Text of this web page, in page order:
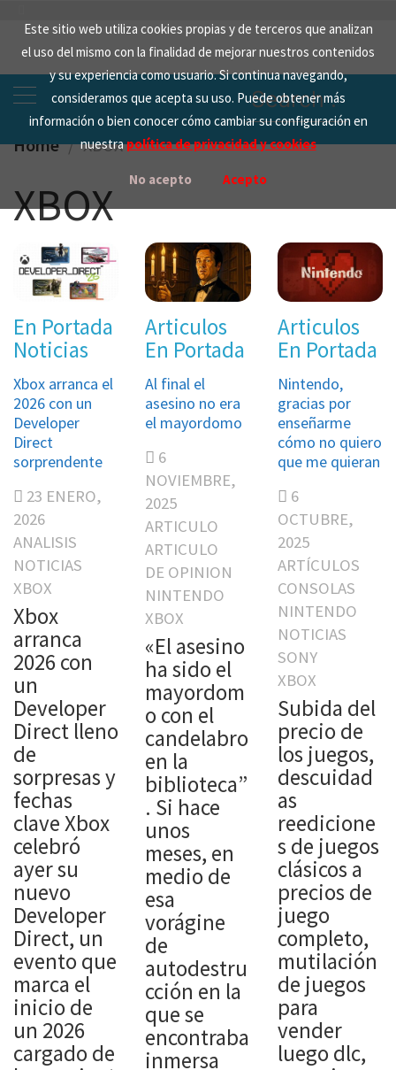
Este sitio web utiliza cookies propias y de terceros que analizan
el uso del mismo con la finalidad de mejorar nuestros contenidos
y su experiencia como usuario. Si continua navegando,
consideramos que acepta su uso. Puede obtener más
información o bien conocer cómo cambiar su configuración en
nuestrapolítica de privacidad y cookies
No acepto Acepto
content
Search
for:
Home XBOX
XBOX
En Portada
Noticias
Xbox arranca el
2026 con un
Developer
Direct
sorprendente
23 ENERO,
2026
ANALISIS
NOTICIAS
XBOX
Xbox
arranca
2026 con
un
Developer
Direct lleno
de
sorpresas y
fechas
clave Xbox
celebró
ayer su
nuevo
Developer
Direct, un
evento que
marca el
inicio de
un 2026
cargado de
Articulos
En Portada
Al final el
asesino no era
el mayordomo
6
NOVIEMBRE,
2025
ARTICULO
ARTICULO
DE OPINION
NINTENDO
XBOX
«El asesino
ha sido el
mayordom
o con el
candelabro
en la
biblioteca”
. Si hace
unos
meses, en
medio de
esa
vorágine
de
autodestru
cción en la
que se
encontraba
inmersa
Articulos
En Portada
Nintendo,
gracias por
enseñarme
cómo no quiero
que me quieran
6
OCTUBRE,
2025
ARTÍCULOS
CONSOLAS
NINTENDO
NOTICIAS
SONY
XBOX
Subida del
precio de
los juegos,
descuidad
as
reedicione
s de juegos
clásicos a
precios de
juego
completo,
mutilación
de juegos
para
vender
luego dlc,